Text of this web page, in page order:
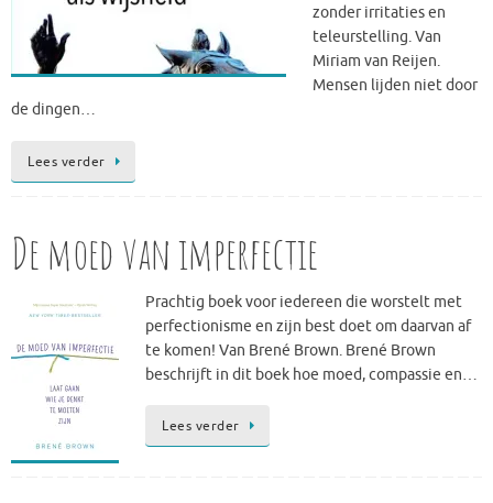
zonder irritaties en
teleurstelling. Van
Miriam van Reijen.
Mensen lijden niet door
de dingen…
Lees verder
De moed van imperfectie
Prachtig boek voor iedereen die worstelt met
perfectionisme en zijn best doet om daarvan af
te komen! Van Brené Brown. Brené Brown
beschrijft in dit boek hoe moed, compassie en…
Lees verder